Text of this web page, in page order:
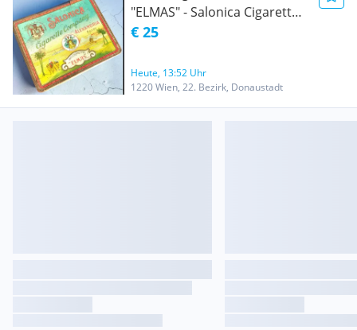
"ELMAS" - Salonica Cigarette
Company Alexandria Egypt -
€ 25
Heute, 13:52 Uhr
1220 Wien, 22. Bezirk, Donaustadt